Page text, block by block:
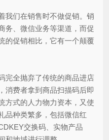
们在销售时不做促销。销
务、微信业务等渠道，而促
的促销相比，它有一个颠覆
完全抛弃了传统的商品进店
消费者拿到商品扫描码后即
方式的人力物力资本，又使
品种类繁多，包括微信红
交换码、实物产品